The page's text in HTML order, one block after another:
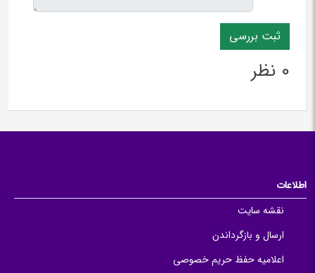
0 نظر
اطلاعات
نقشه سایت
ارسال و بازگرداندن
اعلامیه حفظ حریم خصوصی